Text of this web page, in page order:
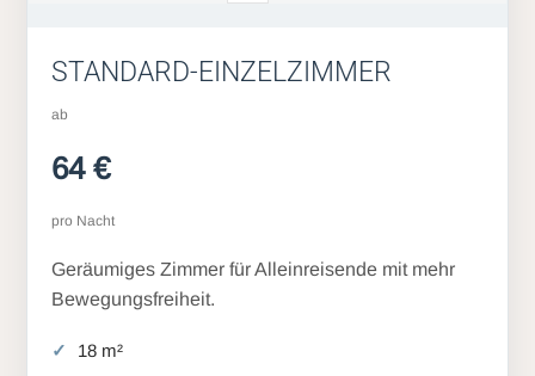
STANDARD-EINZELZIMMER
ab
64 €
pro Nacht
Geräumiges Zimmer für Alleinreisende mit mehr
Bewegungsfreiheit.
18 m²